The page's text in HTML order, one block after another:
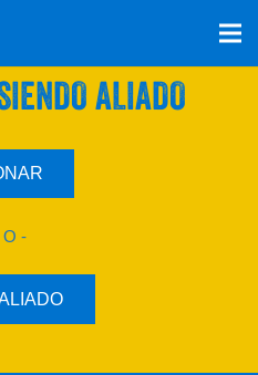
PLAN CON UNA
ALIADO
O -